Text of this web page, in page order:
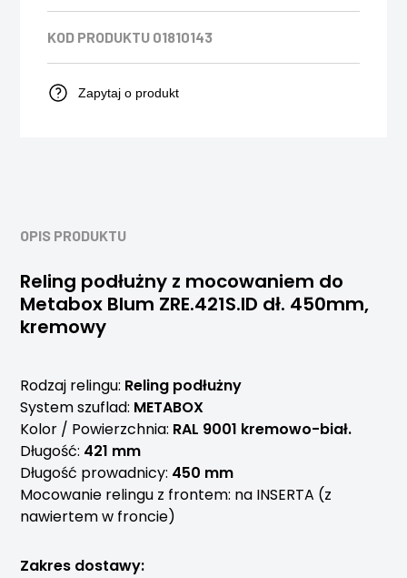
KOD PRODUKTU 01810143
Zapytaj o produkt
OPIS PRODUKTU
Reling podłużny z mocowaniem do
Metabox Blum ZRE.421S.ID dł. 450mm,
kremowy
Rodzaj relingu: Reling podłużny
System szuflad: METABOX
Kolor / Powierzchnia: RAL 9001 kremowo-biał.
Długość: 421 mm
Długość prowadnicy: 450 mm
Mocowanie relingu z frontem: na INSERTA (z
nawiertem w froncie)
Zakres dostawy: